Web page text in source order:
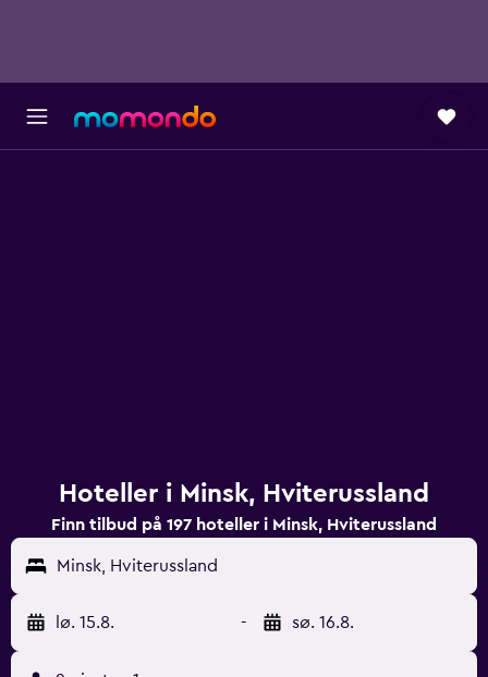
Hoteller i Minsk, Hviterussland
Finn tilbud på 197 hoteller i Minsk, Hviterussland
Minsk, Hviterussland
lø. 15.8. - sø. 16.8.